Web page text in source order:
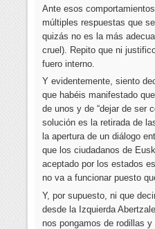
Ante esos
múltiples respuestas que
quizás no es la más
cruel). Repito que ni
fuero interno.
Y evidentemente, siento
que habéis manifestado
de unos y de “dejar de ser
solución es la retirada de
la apertura de un diálogo
que los ciudadanos de
aceptado por los estados
no va a funcionar puesto
Y, por supuesto, ni que
desde la Izquierda
nos pongamos de rodillas